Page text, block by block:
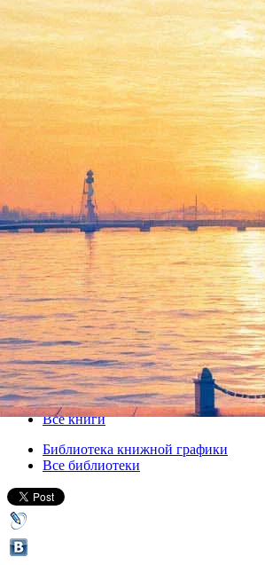
Книговорот.
обмен книгами
26 января 2013, суббота,10.00
Версия для печати
Все книги
Библиотека книжной графики
Все библиотеки